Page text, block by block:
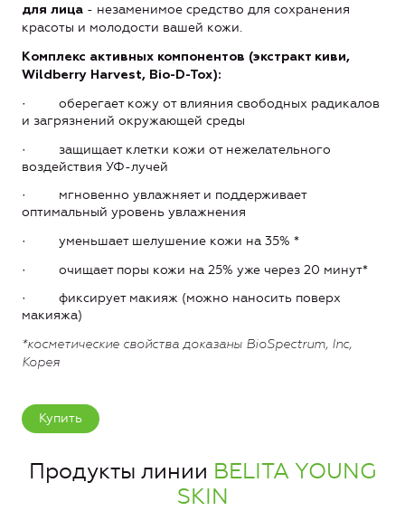
для лица - незаменимое средство для сохранения
красоты и молодости вашей кожи.
Комплекс активных компонентов (экстракт киви,
Wildberry Harvest, Bio-D-Tox):
· оберегает кожу от влияния свободных радикалов
и загрязнений окружающей среды
· защищает клетки кожи от нежелательного
воздействия УФ-лучей
· мгновенно увлажняет и поддерживает
оптимальный уровень увлажнения
· уменьшает шелушение кожи на 35% *
· очищает поры кожи на 25% уже через 20 минут*
· фиксирует макияж (можно наносить поверх
макияжа)
*косметические свойства доказаны BioSpectrum, Inc,
Корея
Купить
Продукты линии BELITA YOUNG
SKIN